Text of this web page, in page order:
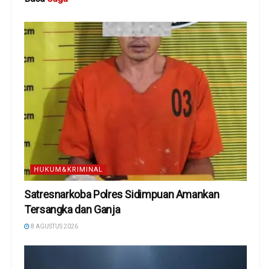
HUKUM&KRIMINAL
Satresnarkoba Polres Sidimpuan Amankan
Tersangka dan Ganja
8 AGUSTUS 2026